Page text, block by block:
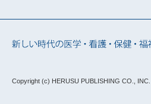
Copyright (c) HERUSU PUBLISHING CO., INC.